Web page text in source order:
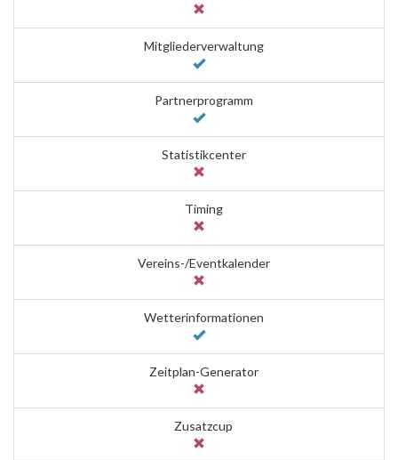
Mitgliederverwaltung
Partnerprogramm
Statistikcenter
Timing
Vereins-/Eventkalender
Wetterinformationen
Zeitplan-Generator
Zusatzcup